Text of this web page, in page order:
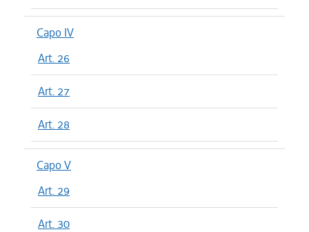
Capo IV
Art. 26
Art. 27
Art. 28
Capo V
Art. 29
Art. 30